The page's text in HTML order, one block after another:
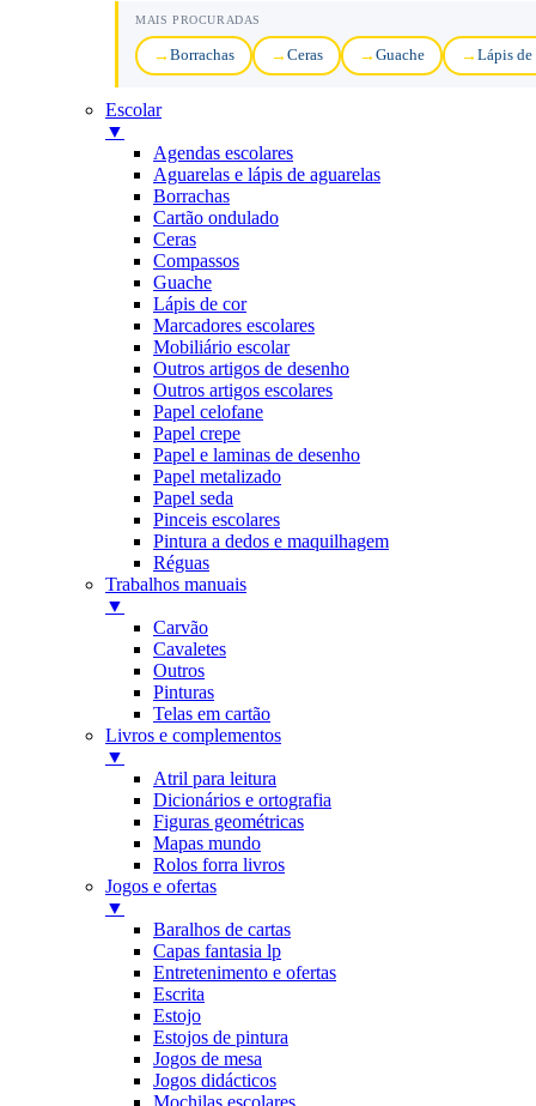
MAIS PROCURADAS
Borrachas Ceras Guache Lápis de
Escolar
▼
Agendas escolares
Aguarelas e lápis de aguarelas
Borrachas
Cartão ondulado
Ceras
Compassos
Guache
Lápis de cor
Marcadores escolares
Mobiliário escolar
Outros artigos de desenho
Outros artigos escolares
Papel celofane
Papel crepe
Papel e laminas de desenho
Papel metalizado
Papel seda
Pinceis escolares
Pintura a dedos e maquilhagem
Réguas
Trabalhos manuais
▼
Carvão
Cavaletes
Outros
Pinturas
Telas em cartão
Livros e complementos
▼
Atril para leitura
Dicionários e ortografia
Figuras geométricas
Mapas mundo
Rolos forra livros
Jogos e ofertas
▼
Baralhos de cartas
Capas fantasia lp
Entretenimento e ofertas
Escrita
Estojo
Estojos de pintura
Jogos de mesa
Jogos didácticos
Mochilas escolares